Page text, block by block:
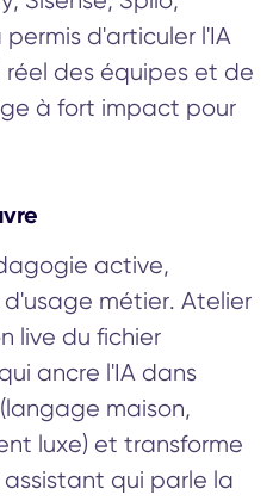
d'articuler l'IA
des équipes et de
à fort impact pour
active,
métier. Atelier
live du fichier
ancre l'IA dans
maison,
luxe) et transforme
qui parle la